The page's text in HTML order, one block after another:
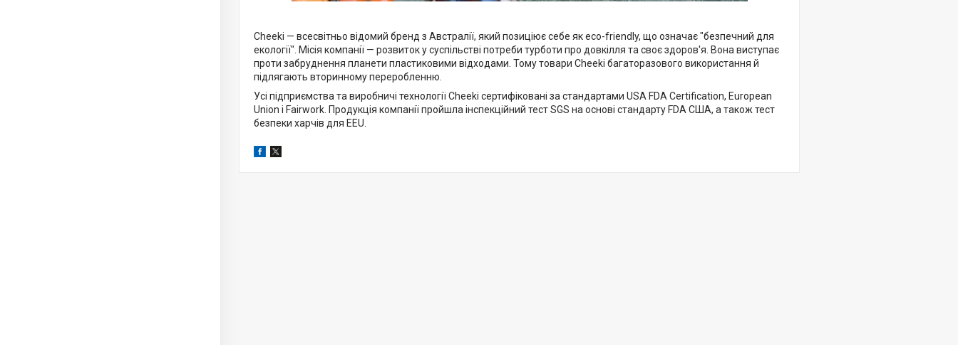
Cheeki — всесвітньо відомий бренд з Австралії, який позиціює себе як eco-friendly, що означає "безпечний для
екології". Місія компанії — розвиток у суспільстві потреби турботи про довкілля та своє здоров'я. Вона виступає
проти забруднення планети пластиковими відходами. Тому товари Cheeki багаторазового використання й
підлягають вторинному переробленню.
Усі підприємства та виробничі технології Cheeki сертифіковані за стандартами USA FDA Certification, European
Union і Fairwork. Продукція компанії пройшла інспекційний тест SGS на основі стандарту FDA США, а також тест
безпеки харчів для EEU.